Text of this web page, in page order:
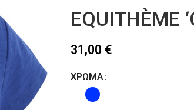
EQUITHÈME
31,00 €
ΧΡΏΜΑ